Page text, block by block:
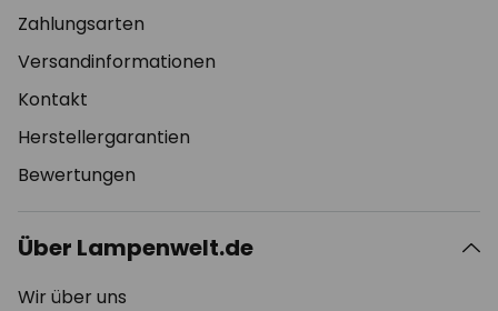
Zahlungsarten
Versandinformationen
Kontakt
Herstellergarantien
Bewertungen
Über Lampenwelt.de
Wir über uns